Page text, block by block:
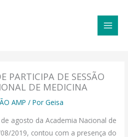
PARTICIPA DE SESSÃO
DE MEDICINA
AMP / PorGeisa
agosto da Academia Nacional de
2019, contou com a presença do